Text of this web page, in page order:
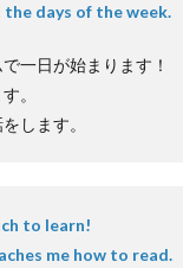
days of the week.
一日が始まります！
。
します。
to learn!
me how to read.